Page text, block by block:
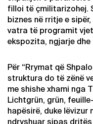
filloi të çmilitarizohej.
biznes në rritje e
vatra të programit
ekspozita, ngjarje dhe
Për “Rrymat që
struktura do të zënë
me shishe xhami nga
Lichtgrün, grün,
hapësirë, duke lëvizur
ndryshuar sipas